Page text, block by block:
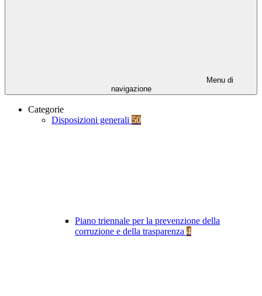
Menu di
navigazione
Categorie
Disposizioni generali 50
Piano triennale per la prevenzione della
corruzione e della trasparenza 4